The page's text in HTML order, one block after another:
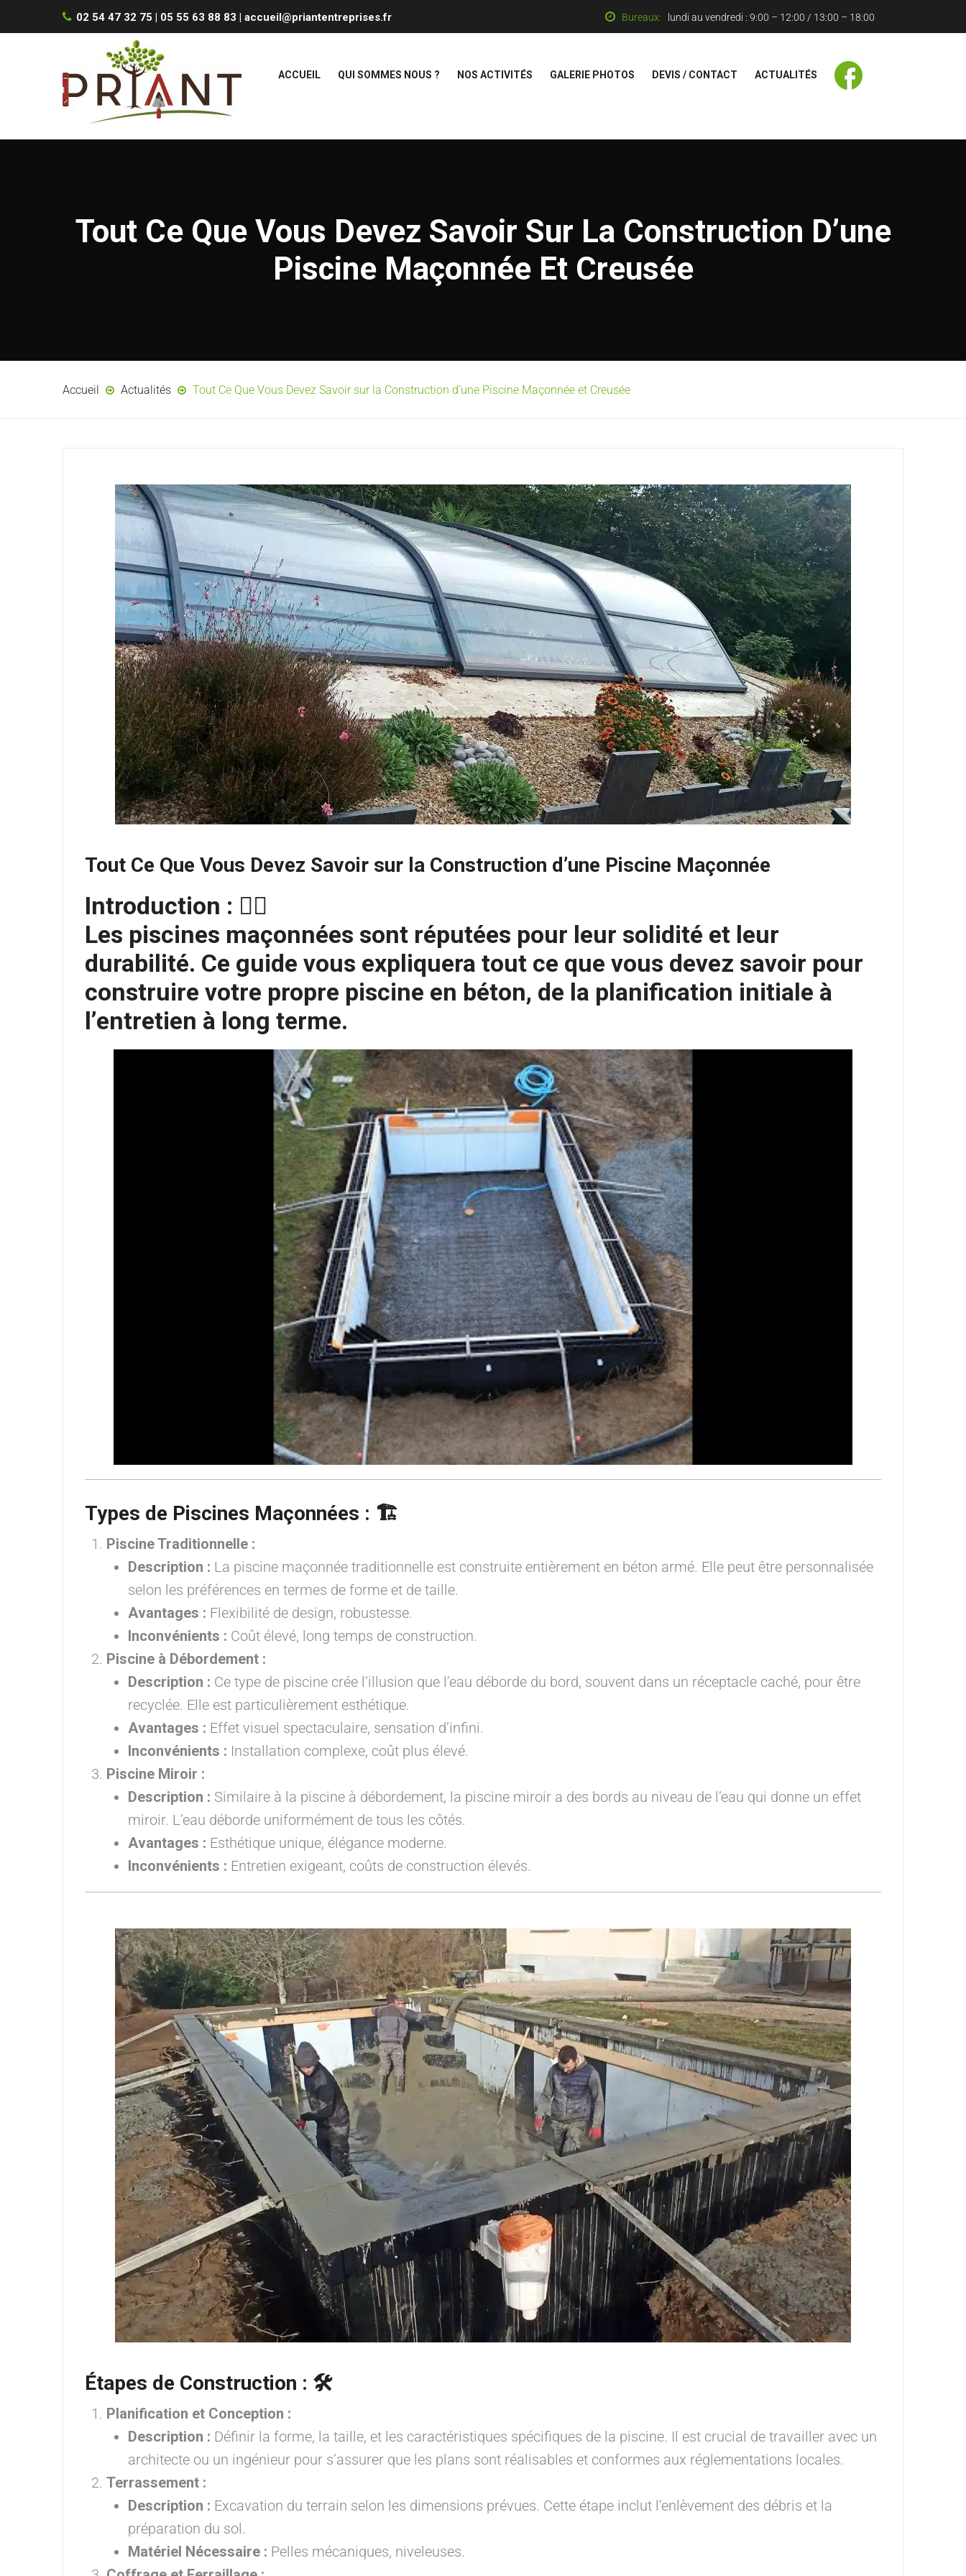
02 54 47 32 75 | 05 55 63 88 83 | accueil@priantentreprises.fr Bureaux: lundi au vendredi : 9:00 – 12:00 / 13:00 – 18:00
ACCUEIL QUI SOMMES NOUS ? NOS ACTIVITÉS GALERIE PHOTOS DEVIS / CONTACT ACTUALITÉS
Tout Ce Que Vous Devez Savoir Sur La Construction D’une
Piscine Maçonnée Et Creusée
Accueil Actualités Tout Ce Que Vous Devez Savoir sur la Construction d’une Piscine Maçonnée et Creusée
Tout Ce Que Vous Devez Savoir sur la Construction d’une Piscine Maçonnée
Introduction : 🏊‍♂️
Les piscines maçonnées sont réputées pour leur solidité et leur
durabilité. Ce guide vous expliquera tout ce que vous devez savoir pour
construire votre propre piscine en béton, de la planification initiale à
l’entretien à long terme.
Types de Piscines Maçonnées : 🏗️
Piscine Traditionnelle :
Description : La piscine maçonnée traditionnelle est construite entièrement en béton armé. Elle peut être personnalisée
selon les préférences en termes de forme et de taille.
Avantages : Flexibilité de design, robustesse.
Inconvénients : Coût élevé, long temps de construction.
Piscine à Débordement :
Description : Ce type de piscine crée l’illusion que l’eau déborde du bord, souvent dans un réceptacle caché, pour être
recyclée. Elle est particulièrement esthétique.
Avantages : Effet visuel spectaculaire, sensation d’infini.
Inconvénients : Installation complexe, coût plus élevé.
Piscine Miroir :
Description : Similaire à la piscine à débordement, la piscine miroir a des bords au niveau de l’eau qui donne un effet
miroir. L’eau déborde uniformément de tous les côtés.
Avantages : Esthétique unique, élégance moderne.
Inconvénients : Entretien exigeant, coûts de construction élevés.
Étapes de Construction : 🛠️
Planification et Conception :
Description : Définir la forme, la taille, et les caractéristiques spécifiques de la piscine. Il est crucial de travailler avec un
architecte ou un ingénieur pour s’assurer que les plans sont réalisables et conformes aux réglementations locales.
Terrassement :
Description : Excavation du terrain selon les dimensions prévues. Cette étape inclut l’enlèvement des débris et la
préparation du sol.
Matériel Nécessaire : Pelles mécaniques, niveleuses.